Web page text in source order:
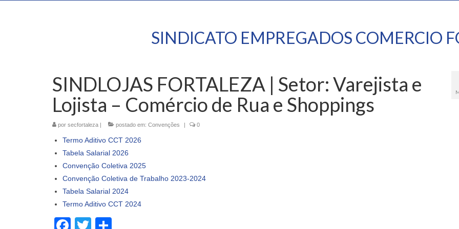
SINDICATO EMPREGADOS COMERCIO
SINDLOJAS FORTALEZA | Setor: Varejista e
Lojista – Comércio de Rua e Shoppings
por secfortaleza | postado em: Convenções | 0
Termo Aditivo CCT 2026
Tabela Salarial 2026
Convenção Coletiva 2025
Convenção Coletiva de Trabalho 2023-2024
Tabela Salarial 2024
Termo Aditivo CCT 2024